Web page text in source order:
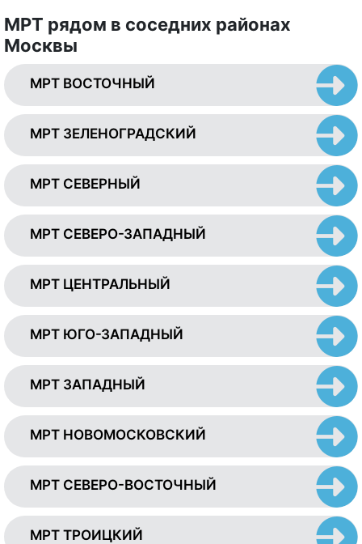
МРТ рядом в соседних районах
Москвы
МРТ ВОСТОЧНЫЙ
МРТ ЗЕЛЕНОГРАДСКИЙ
МРТ СЕВЕРНЫЙ
МРТ СЕВЕРО-ЗАПАДНЫЙ
МРТ ЦЕНТРАЛЬНЫЙ
МРТ ЮГО-ЗАПАДНЫЙ
МРТ ЗАПАДНЫЙ
МРТ НОВОМОСКОВСКИЙ
МРТ СЕВЕРО-ВОСТОЧНЫЙ
МРТ ТРОИЦКИЙ